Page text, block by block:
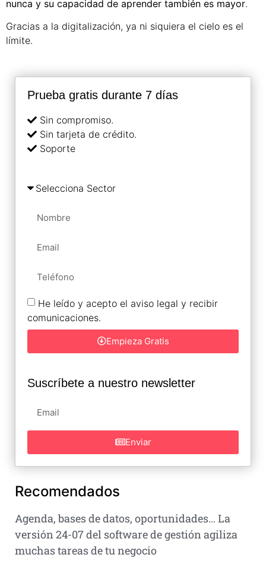
nunca y su capacidad de aprender también es mayor.
Gracias a la digitalización, ya ni siquiera el cielo es el
límite.
Prueba gratis durante 7 días
Sin compromiso.
Sin tarjeta de crédito.
Soporte
He leído y acepto el aviso legal y recibir
comunicaciones.
Empieza Gratis
Suscríbete a nuestro newsletter
Enviar
Recomendados
Agenda, bases de datos, oportunidades… La
versión 24-07 del software de gestión agiliza
muchas tareas de tu negocio